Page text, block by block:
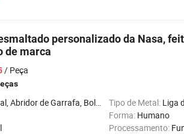
personalizado da Nasa,
de marca
/ Peça
Moeda, Porta-Retratos, Relógio de Pulso, Bússola, Gifts Tipo de Metal: Liga
Forma: Humano
Processamento: